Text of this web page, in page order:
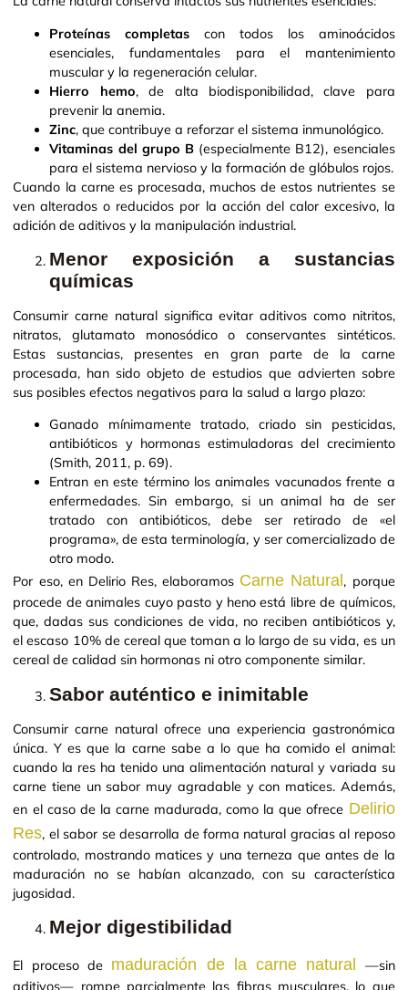
Proteínas completas con todos los aminoácidos
esenciales, fundamentales para el mantenimiento
muscular y la regeneración celular.
Hierro hemo, de alta biodisponibilidad, clave para
prevenir la anemia.
Zinc, que contribuye a reforzar el sistema inmunológico.
Vitaminas del grupo B (especialmente B12), esenciales
para el sistema nervioso y la formación de glóbulos rojos.
Cuando la carne es procesada, muchos de estos nutrientes se
ven alterados o reducidos por la acción del calor excesivo, la
adición de aditivos y la manipulación industrial.
Menor exposición a sustancias
químicas
Consumir carne natural significa evitar aditivos como nitritos,
nitratos, glutamato monosódico o conservantes sintéticos.
Estas sustancias, presentes en gran parte de la carne
procesada, han sido objeto de estudios que advierten sobre
sus posibles efectos negativos para la salud a largo plazo:
Ganado mínimamente tratado, criado sin pesticidas,
antibióticos y hormonas estimuladoras del crecimiento
(Smith, 2011, p. 69).
Entran en este término los animales vacunados frente a
enfermedades. Sin embargo, si un animal ha de ser
tratado con antibióticos, debe ser retirado de «el
programa», de esta terminología, y ser comercializado de
otro modo.
Por eso, en Delirio Res, elaboramos Carne Natural, porque
procede de animales cuyo pasto y heno está libre de químicos,
que, dadas sus condiciones de vida, no reciben antibióticos y,
el escaso 10% de cereal que toman a lo largo de su vida, es un
cereal de calidad sin hormonas ni otro componente similar.
Sabor auténtico e inimitable
Consumir carne natural ofrece una experiencia gastronómica
única. Y es que la carne sabe a lo que ha comido el animal:
cuando la res ha tenido una alimentación natural y variada su
carne tiene un sabor muy agradable y con matices. Además,
en el caso de la carne madurada, como la que ofrece Delirio
Res, el sabor se desarrolla de forma natural gracias al reposo
controlado, mostrando matices y una terneza que antes de la
maduración no se habían alcanzado, con su característica
jugosidad.
Mejor digestibilidad
El proceso de maduración de la carne natural
—sin
aditivos— rompe parcialmente las fibras musculares, lo que